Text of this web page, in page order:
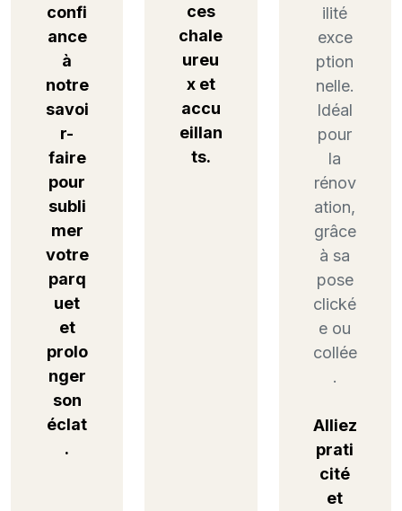
confi
ance
à
notre
savoi
r-
faire
pour
subli
mer
votre
parq
uet
et
prolo
nger
son
éclat
.
ces
chale
ureu
x et
accu
eillan
ts.
ilité
exce
ption
nelle.
Idéal
pour
la
rénov
ation,
grâce
à sa
pose
clické
e ou
collée
.
Alliez
prati
cité
et